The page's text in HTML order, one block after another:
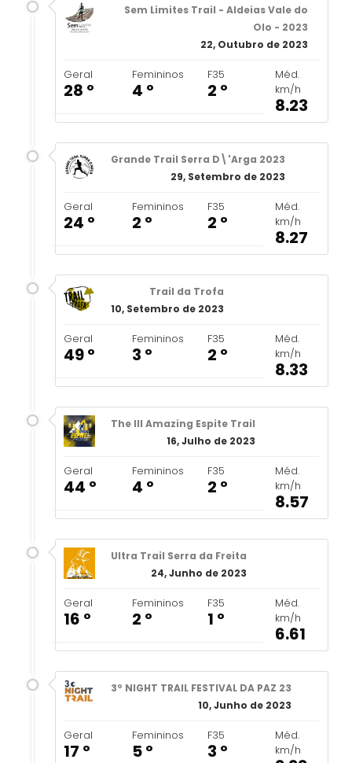
Sem Limites Trail - Aldeias Vale do
Olo - 2023
22, Outubro de 2023
Geral
28 º
Femininos
4 º
F35
2 º
Méd.
km/h
8.23
Grande Trail Serra D\'Arga 2023
29, Setembro de 2023
Geral
24 º
Femininos
2 º
F35
2 º
Méd.
km/h
8.27
Trail da Trofa
10, Setembro de 2023
Geral
49 º
Femininos
3 º
F35
2 º
Méd.
km/h
8.33
The III Amazing Espite Trail
16, Julho de 2023
Geral
44 º
Femininos
4 º
F35
2 º
Méd.
km/h
8.57
Ultra Trail Serra da Freita
24, Junho de 2023
Geral
16 º
Femininos
2 º
F35
1 º
Méd.
km/h
6.61
3º NIGHT TRAIL FESTIVAL DA PAZ 23
10, Junho de 2023
Geral
17 º
Femininos
5 º
F35
3 º
Méd.
km/h